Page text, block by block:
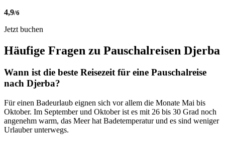
4,9/6
Jetzt buchen
Häufige Fragen zu Pauschalreisen Djerba
Wann ist die beste Reisezeit für eine Pauschalreise
nach Djerba?
Für einen Badeurlaub eignen sich vor allem die Monate Mai bis
Oktober. Im September und Oktober ist es mit 26 bis 30 Grad noch
angenehm warm, das Meer hat Badetemperatur und es sind weniger
Urlauber unterwegs.